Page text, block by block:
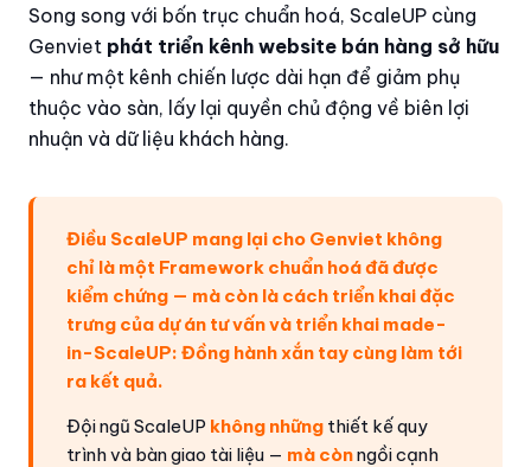
Song song với bốn trục chuẩn hoá, ScaleUP cùng
Genviet phát triển kênh website bán hàng sở hữu
— như một kênh chiến lược dài hạn để giảm phụ
thuộc vào sàn, lấy lại quyền chủ động về biên lợi
nhuận và dữ liệu khách hàng.
Điều ScaleUP mang lại cho Genviet không
chỉ là một Framework chuẩn hoá đã được
kiểm chứng — mà còn là cách triển khai đặc
trưng của dự án tư vấn và triển khai made-
in-ScaleUP: Đồng hành xắn tay cùng làm tới
ra kết quả.
Đội ngũ ScaleUP không những thiết kế quy
trình và bàn giao tài liệu — mà cònngồi cạnh